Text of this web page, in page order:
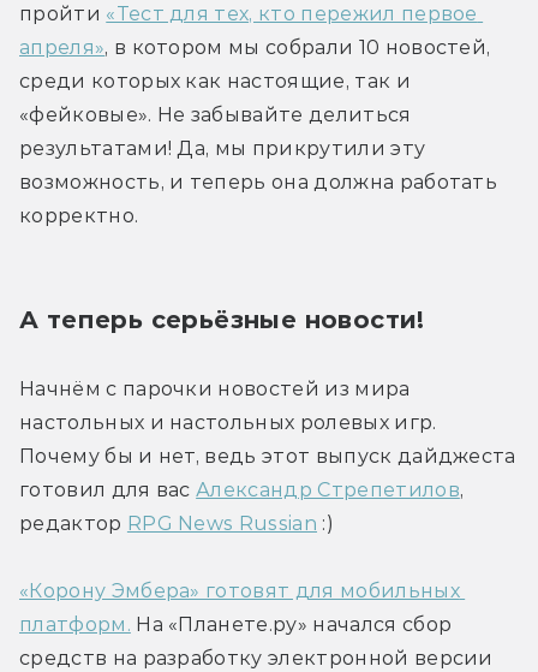
пройти «Тест для тех, кто пережил первое
апреля», в котором мы собрали 10 новостей,
среди которых как настоящие, так и
«фейковые». Не забывайте делиться
результатами! Да, мы прикрутили эту
возможность, и теперь она должна работать
корректно.
А теперь серьёзные новости!
Начнём с парочки новостей из мира
настольных и настольных ролевых игр.
Почему бы и нет, ведь этот выпуск дайджеста
готовил для вас Александр Стрепетилов,
редактор RPG News Russian :)
«Корону Эмбера» готовят для мобильных
платформ. На «Планете.ру» начался сбор
средств на разработку электронной версии